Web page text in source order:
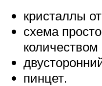
кристаллы
схема
количеством
пинцет.